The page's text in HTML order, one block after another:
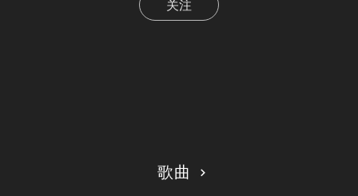
关注
歌曲